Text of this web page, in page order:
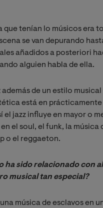
que tenían lo músicos era
se van depurando
añadidos a posteriori
alguien habla de ella.
de un estilo musical
está en prácticamente
el jazz influye en mayor o
el soul, el funk, la música
o el reggaeton.
ha sido relacionado con
musical tan especial?
música de esclavos en